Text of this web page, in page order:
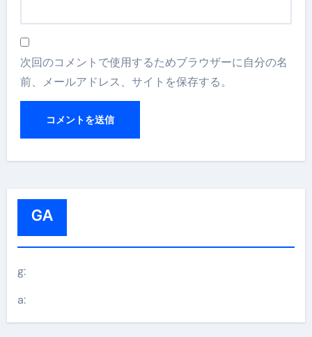
次回のコメントで使用するためブラウザーに自分の名
前、メールアドレス、サイトを保存する。
GA
g:
a: